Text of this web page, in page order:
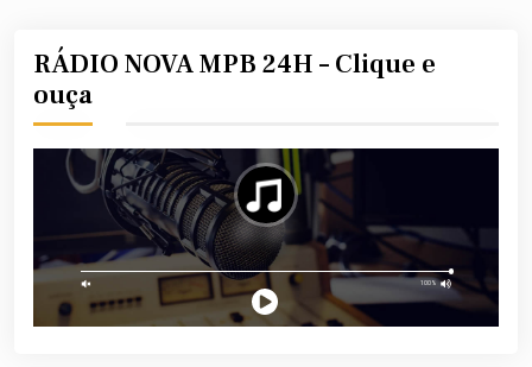
RÁDIO NOVA MPB 24H – Clique e
ouça